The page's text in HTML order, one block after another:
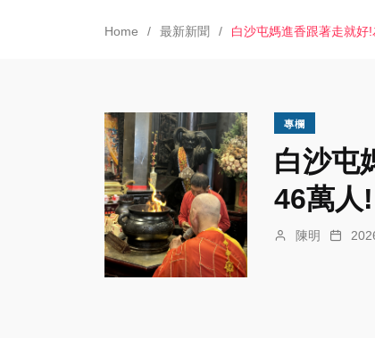
Home 最新新聞 白沙屯媽進香跟著走就好
專欄
白沙屯
46萬人!
陳明